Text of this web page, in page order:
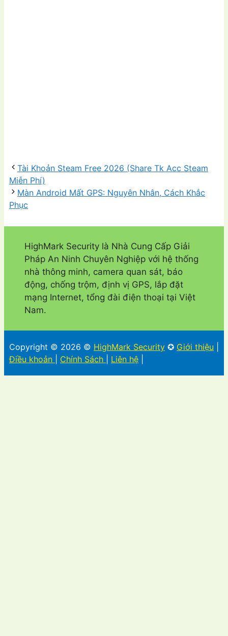
Tài Khoản Steam Free 2026 (Share Tk Acc Steam
Miễn Phí)
Màn Android Mất GPS: Nguyên Nhân, Cách Khắc
Phục
HighMark Security là Nhà Cung Cấp Giải
Pháp An Ninh Chuyên Nghiệp với hệ thống
nhà thông minh, camera quan sát, báo
động, chống trộm, định vị GPS, lắp đặt
mạng Internet, tổng đài điện thoại tại Việt
Nam.
Copyright © 2026 © HighMark Security ✪ Giới thiệu
Điều khoản
Chính Sách Liên hệ